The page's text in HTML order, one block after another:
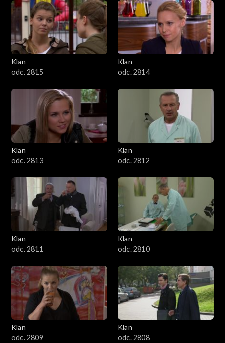
Klan
odc. 2815
Klan
odc. 2814
Klan
odc. 2813
Klan
odc. 2812
Klan
odc. 2811
Klan
odc. 2810
Klan
odc. 2809
Klan
odc. 2808